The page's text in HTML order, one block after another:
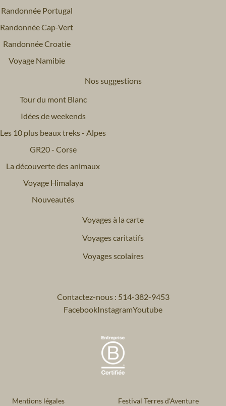
Randonnée Portugal
Randonnée Cap-Vert
Randonnée Croatie
Voyage Namibie
Nos suggestions
Tour du mont Blanc
Idées de weekends
Les 10 plus beaux treks - Alpes
GR20 - Corse
La découverte des animaux
Voyage Himalaya
Nouveautés
Voyages à la carte
Voyages caritatifs
Voyages scolaires
Contactez-nous : 514-382-9453
FacebookInstagramYoutube
Mentions légales Festival Terres d'Aventure